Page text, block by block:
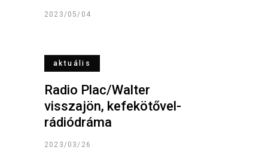
2023/05/04
aktuális
Radio Plac/Walter
visszajön, kefekötővel-
rádiódráma
2023/03/26